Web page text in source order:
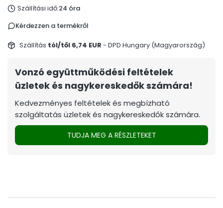
Szállítási idő:24 óra
Kérdezzen a termékről
Szállítás tól/től 6,74 EUR - DPD Hungary (Magyarország)
Vonzó együttműködési feltételek
üzletek és nagykereskedők számára!
Kedvezményes feltételek és megbízható
szolgáltatás üzletek és nagykereskedők számára.
TUDJA MEG A RÉSZLETEKET